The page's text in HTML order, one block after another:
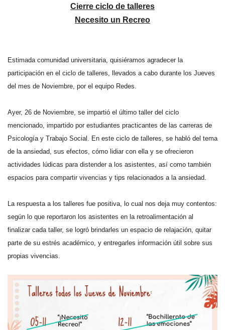
Cierre ciclo de talleres
Necesito un Recreo
Estimada comunidad universitaria, quisiéramos agradecer la
participación en el ciclo de talleres, llevados a cabo durante los Jueves
del mes de Noviembre, por el equipo Redes.
Ayer, 26 de Noviembre, se impartió el último taller del ciclo
mencionado, impartido por estudiantes practicantes de las carreras de
Psicología y Trabajo Social. En este ciclo de talleres, se habló del tema
de la ansiedad, sus efectos, cómo lidiar con ella y se ofrecieron
actividades lúdicas para distender a los asistentes, así como también
espacios para compartir vivencias y tips relacionados a la ansiedad.
La respuesta a los talleres fue positiva, lo cual nos deja muy contentos:
según lo que reportaron los asistentes en la retroalimentación al
finalizar cada taller, se logró brindarles un espacio de relajación, quitar
parte de su estrés académico, y entregarles información útil sobre sus
propias vivencias.